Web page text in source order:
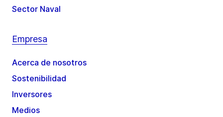
Sector Naval
Empresa
Acerca de nosotros
Sostenibilidad
Inversores
Medios